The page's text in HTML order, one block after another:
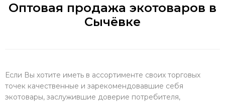
Оптовая продажа экотоваров в
Сычёвке
Если Вы хотите иметь в ассортименте своих торговых
точек качественные и зарекомендовавшие себя
экотовары, заслужившие доверие потребителя,